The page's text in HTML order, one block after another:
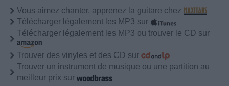
Vous aimez chanter, apprenez la guitare chez
Télécharger légalement les MP3 sur
Télécharger légalement les MP3 ou trouver le CD sur
Trouver des vinyles et des CD sur
Trouver un instrument de musique ou une partition au
meilleur prix sur